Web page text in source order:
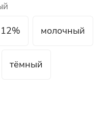
молочный
тёмный